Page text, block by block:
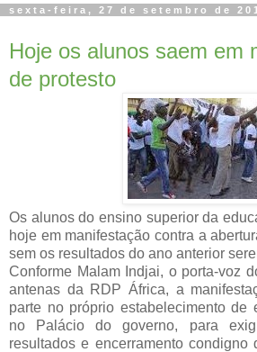
sexta-feira, 27 de setembro de
Hoje os alunos saem em
de protesto
Os alunos do ensino superior da
hoje em manifestação contra a
sem os resultados do ano anterior
Conforme Malam Indjai, o porta-voz
antenas da RDP África, a
parte no próprio estabelecimento de
no Palácio do governo, para
resultados e encerramento condigno